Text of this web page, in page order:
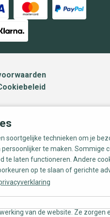
soortgelijke technieken om je
te maken. Sommige
te laten functioneren. Andere
op te slaan of gerichte
van de website. Ze zorgen